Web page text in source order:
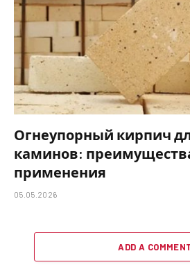
Огнеупорный кирпич
каминов:
применения
05.05.2026
ADD A